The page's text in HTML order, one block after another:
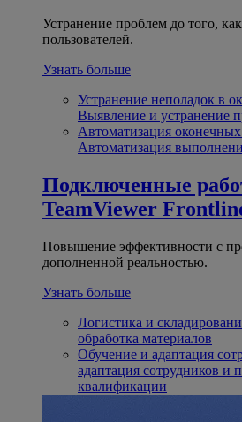
Устранение проблем до того,
пользователей.
Узнать больше
Устранение неполадок в
Выявление и устранение
Автоматизация оконечных
Автоматизация
Подключенные
TeamViewer
Повышение эффективности с
дополненной реальностью.
Узнать больше
Логистика и
обработка материалов
Обучение и адаптация
адаптация сотрудников и
квалификации